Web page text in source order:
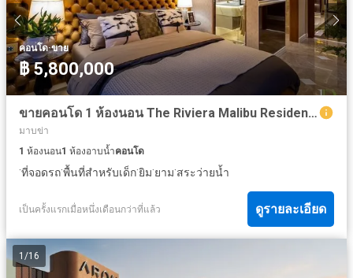
คอนโด·ขาย
฿ 5,800,000
ขายคอนโด 1 ห้องนอน The Riviera Malibu Residences Pratumnak Pattaya 33 ตร.ม. ชั้น 21
มาบข่า
1 ห้องนอน1 ห้องอาบน้ำคอนโด
·ที่จอดรถ·พื้นที่สำหรับเด็ก·ยิม·ยาม·สระว่ายน้ำ
เป็นครั้งแรกเมื่อหนึ่งเดือนกว่าที่แล้ว ดูรายละเอียด
1 /16